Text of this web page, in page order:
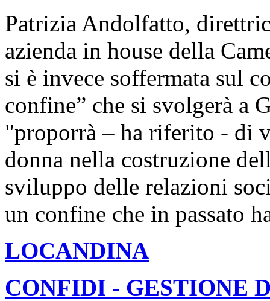
Patrizia Andolfatto,
azienda in house della
si è invece soffermata sul
confine” che si svolgerà a
"proporrà – ha riferito - di
donna nella costruzione
sviluppo delle relazioni
un confine che in passato
LOCANDINA
CONFIDI - GESTIONE